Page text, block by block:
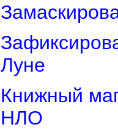
Луне
Книжный
НЛО